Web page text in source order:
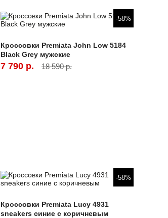
-58%
Кроссовки Premiata John Low 5184
Black Grey мужские
7 790 р. 18 590 р.
-58%
Кроссовки Premiata Lucy 4931
sneakers синие с коричневым